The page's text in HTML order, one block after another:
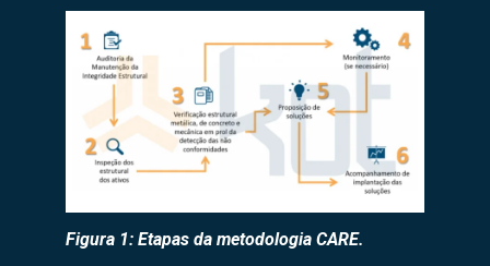
Figura 1: Etapas da metodologia CARE.